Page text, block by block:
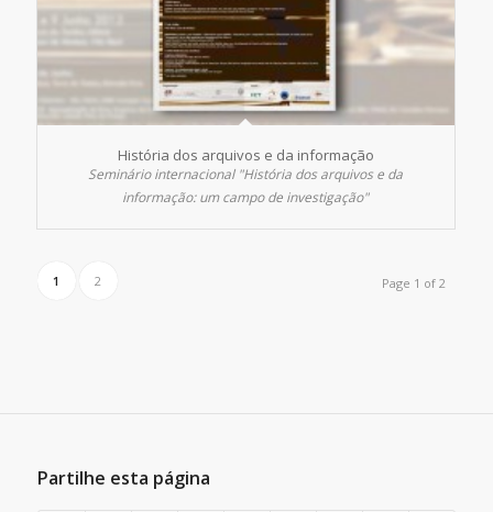
História dos arquivos e da informação
Seminário internacional "História dos arquivos e da
informação: um campo de investigação"
Page 1 of 2
1 2
Partilhe esta página